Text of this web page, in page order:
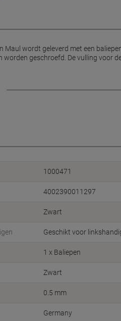
Maul wordt geleverd met een
geschroefd. De vulling voor
1000471
4002390011297
Zwart
Geschikt voor
1 x Baliepen
Zwart
0.5 mm
Germany